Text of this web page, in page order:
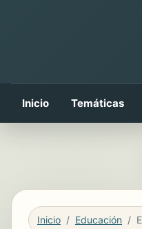
Inicio Temáticas
Inicio Educación